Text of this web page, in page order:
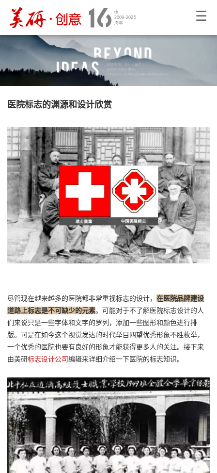
☰
医院标志的渊源和设计欣赏
尽管现在越来越多的医院都非常重视标志的设计， 在医院品牌建设
道路上标志是不可缺少的元素。可能对于不了解医院标志设计的人
们来说只是一些字体和文字的罗列，添加一些图形和颜色进行排
版。可是在如今这个视觉发达的时代举目四望优秀形象不胜枚举，
一个优秀的医院也要有良好的形象才能获得更多人的关注。接下来
由美研标志设计公司编辑来详细介绍一下医院的标志知识。